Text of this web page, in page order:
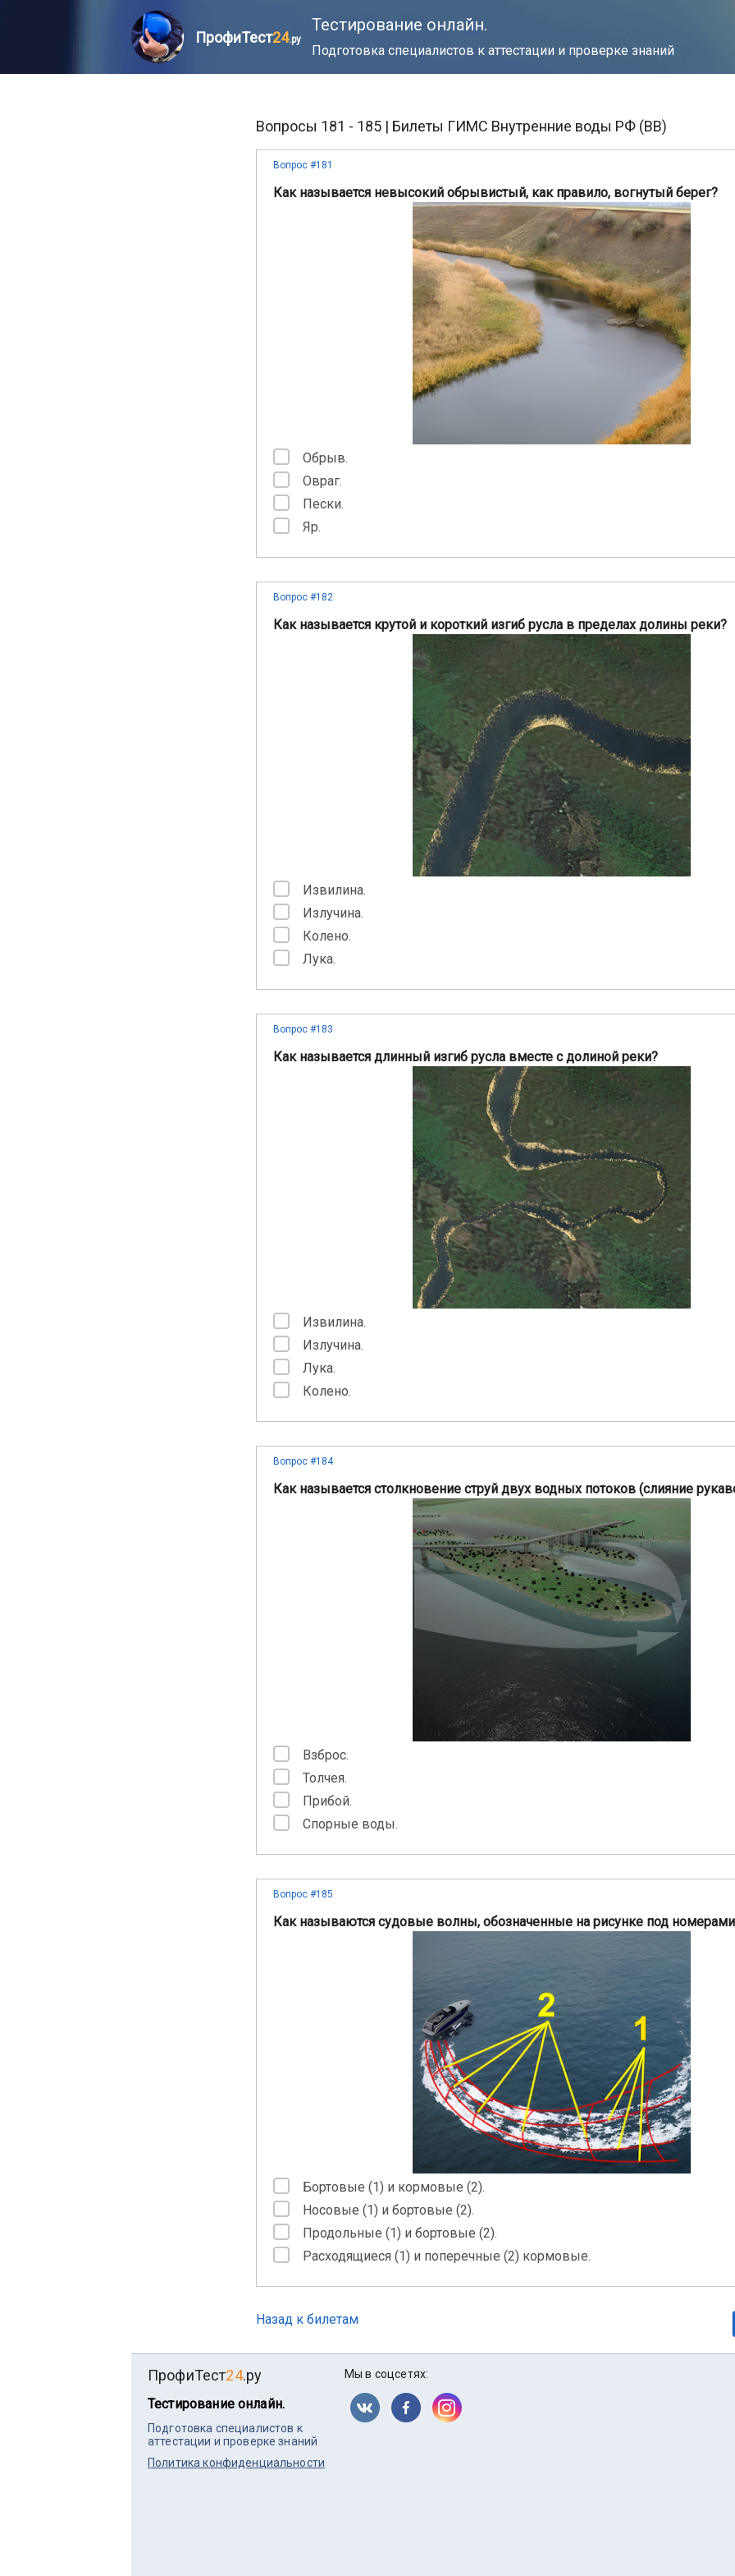
ПрофиТест24.ру
Тестирование онлайн.
Подготовка специалистов к аттестации и проверке знаний
Вопросы 181 - 185 | Билеты ГИМС Внутренние воды РФ (ВВ)
Вопрос #181
Как называется невысокий обрывистый, как правило, вогнутый берег?
Обрыв.
Овраг.
Пески.
Яр.
Вопрос #182
Как называется крутой и короткий изгиб русла в пределах долины реки?
Извилина.
Излучина.
Колено.
Лука.
Вопрос #183
Как называется длинный изгиб русла вместе с долиной реки?
Извилина.
Излучина.
Лука.
Колено.
Вопрос #184
Как называется столкновение струй двух водных потоков (слияние
Взброс.
Толчея.
Прибой.
Спорные воды.
Вопрос #185
Как называются судовые волны, обозначенные на рисунке под номерами
Бортовые (1) и кормовые (2).
Носовые (1) и бортовые (2).
Продольные (1) и бортовые (2).
Расходящиеся (1) и поперечные (2) кормовые.
Назад к билетам
ПрофиТест24.ру
Тестирование онлайн.
Подготовка специалистов к
аттестации и проверке знаний
Политика конфиденциальности
Мы в соцсетях: